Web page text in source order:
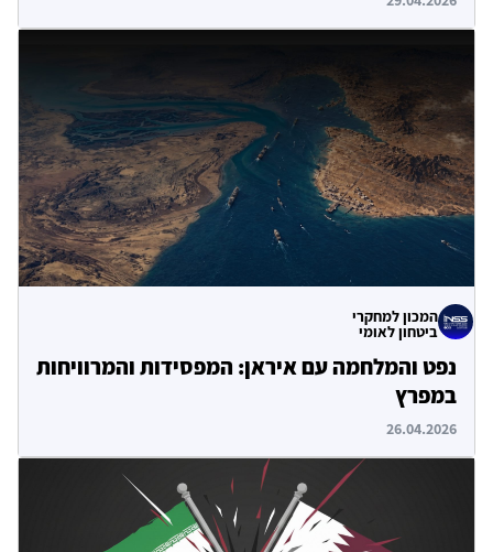
המכון למחקרי
ביטחון לאומי
נפט והמלחמה עם איראן: המפסידות והמרוויחות
במפרץ
26.04.2026